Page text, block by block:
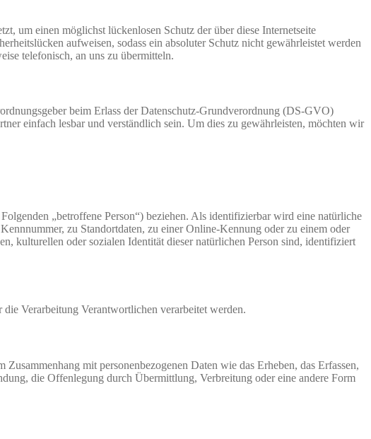
um einen möglichst lückenlosen Schutz der über diese Internetseite
aufweisen, sodass ein absoluter Schutz nicht gewährleistet werden
telefonisch, an uns zu übermitteln.
beim Erlass der Datenschutz-Grundverordnung (DS-GVO)
einfach lesbar und verständlich sein. Um dies zu gewährleisten, möchten wir
„betroffene Person“) beziehen. Als identifizierbar wird eine natürliche
zu Standortdaten, zu einer Online-Kennung oder zu einem oder
kulturellen oder sozialen Identität dieser natürlichen Person sind, identifiziert
Verarbeitung Verantwortlichen verarbeitet werden.
mit personenbezogenen Daten wie das Erheben, das Erfassen,
die Offenlegung durch Übermittlung, Verbreitung oder eine andere Form